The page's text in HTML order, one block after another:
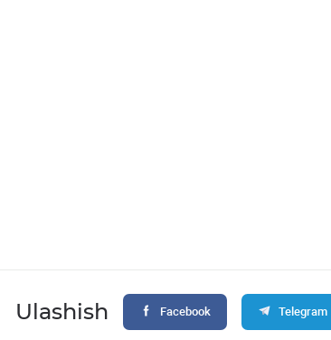
Ulashish Facebook Telegram